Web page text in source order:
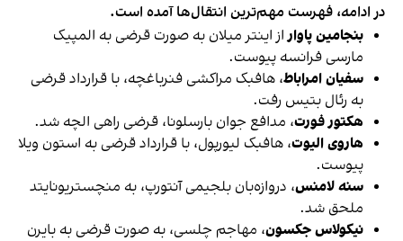
در ادامه، فهرست مهم‌ترین انتقال‌ها آمده است.
بنجامین پاواراز اینتر میلان به صورت قرضی به المپیک
مارسی فرانسه پیوست.
سفیان امراباط، هافبک مراکشی فنرباغچه، با قرارداد قرضی
به رئال بتیس رفت.
هکتور فورت، مدافع جوان بارسلونا، قرضی راهی الچه شد.
هاروی الیوت، هافبک لیورپول، با قرارداد قرضی به استون ویلا
پیوست.
سنه لامنس، دروازه‌بان بلجیمی آنتورپ، به منچستریونایتد
ملحق شد.
نیکولاس جکسون، مهاجم چلسی، به صورت قرضی به بایرن